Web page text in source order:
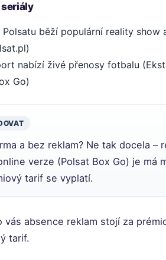
Polsatu běží populární reality
nabízí živé přenosy fotbalu
Go)
a bez reklam? Ne tak docela –
verze (Polsat Box Go) je má
tarif se vyplatí.
vás absence reklam stojí za
tarif.